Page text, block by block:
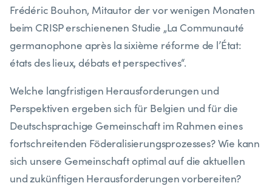
Frédéric Bouhon, Mitautor der vor wenigen Monaten
beim CRISP erschienenen Studie „La Communauté
germanophone après la sixième réforme de l’État:
états des lieux, débats et perspectives“.
Welche langfristigen Herausforderungen und
Perspektiven ergeben sich für Belgien und für die
Deutschsprachige Gemeinschaft im Rahmen eines
fortschreitenden Föderalisierungsprozesses? Wie kann
sich unsere Gemeinschaft optimal auf die aktuellen
und zukünftigen Herausforderungen vorbereiten?